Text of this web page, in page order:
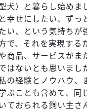
犬）と暮らし始めま
と幸せにしたい、ずっ
い、という気持ちが
で、それを実現する
商品、サービスがま
はないとも思いまし
の経験とノウハウ、
ぶことも含めて、同
いておられる飼い主さ